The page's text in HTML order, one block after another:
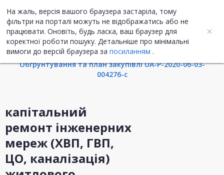
На жаль, версія вашого браузера застаріла, тому
фільтри на порталі можуть не відображатись або не
працювати. Оновіть, будь ласка, ваш браузер для
коректної роботи пошуку. Детальніше про мінімальні
вимоги до версій браузера за посиланням .
UA ENG
Інформація про закупівлю
Обгрунтування та план закупівлі UA-P-2020-06-03-
004276-c
капітальний
ремонт інженерних
мереж (ХВП, ГВП,
ЦО, каналізація)